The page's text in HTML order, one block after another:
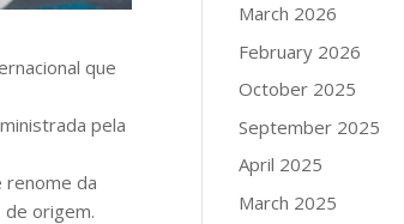
que
pela
renome da
origem.
March 2026
February 2026
October 2025
September 2025
April 2025
March 2025